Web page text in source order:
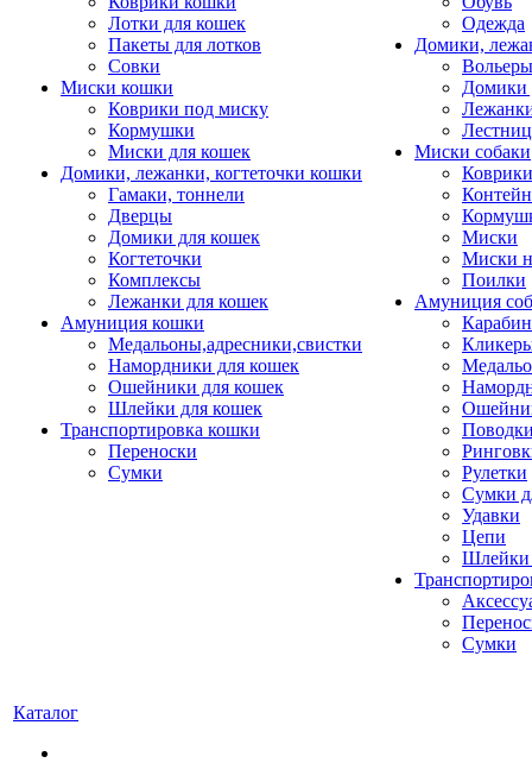
Лотки для кошек
Пакеты для лотков
Совки
Миски кошки
Коврики под миску
Кормушки
Миски для кошек
Домики, лежанки, когтеточки кошки
Гамаки, тоннели
Дверцы
Домики для кошек
Когтеточки
Комплексы
Лежанки для кошек
Амуниция кошки
Медальоны,адресники,свистки
Намордники для кошек
Ошейники для кошек
Шлейки для кошек
Транспортировка кошки
Переноски
Сумки
Одежда
Домики,
Домики
Миски собаки
Миски
Миски
Поилки
Амуниция
Рулетки
Сумки
Удавки
Цепи
Шлейки
Сумки
Каталог